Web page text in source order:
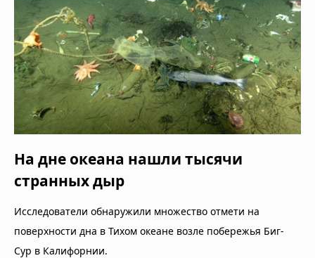
На дне океана нашли тысячи
странных дыр
Исследователи обнаружили множество отмети на
поверхности дна в Тихом океане возле побережья Биг-
Сур в Калифорнии.